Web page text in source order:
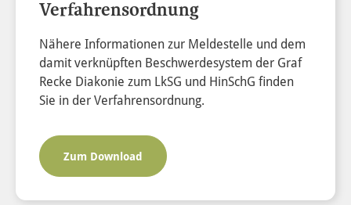
Verfahrensordnung
Nähere Informationen zur Meldestelle und dem
damit verknüpften Beschwerdesystem der Graf
Recke Diakonie zum LkSG und HinSchG finden
Sie in der Verfahrensordnung.
Zum Download